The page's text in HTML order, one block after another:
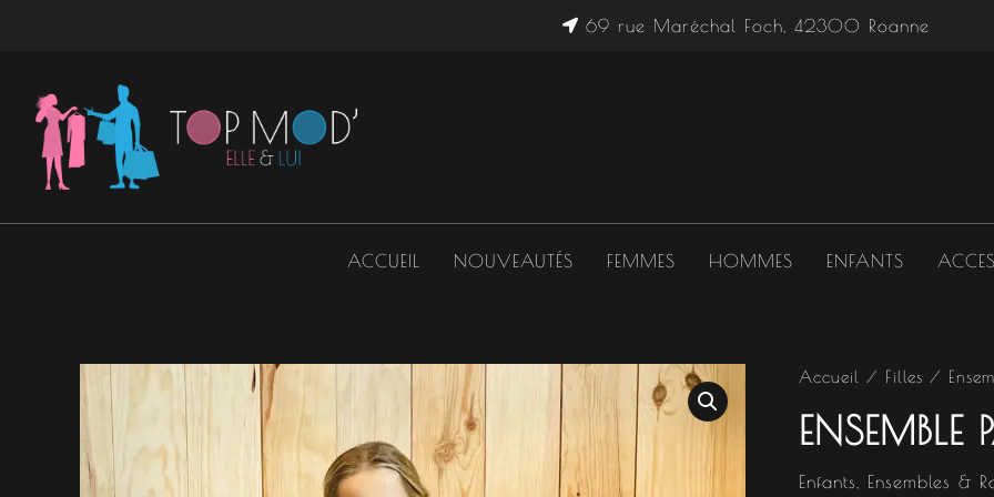
69 rue Maréchal Foch, 42300 Roanne
ACCUEIL NOUVEAUTÉS FEMMES HOMMES ENFANTS
Accueil / Filles /
ENSEMBLE
Enfants Ensembles &
quantité
Ensemble
pastel